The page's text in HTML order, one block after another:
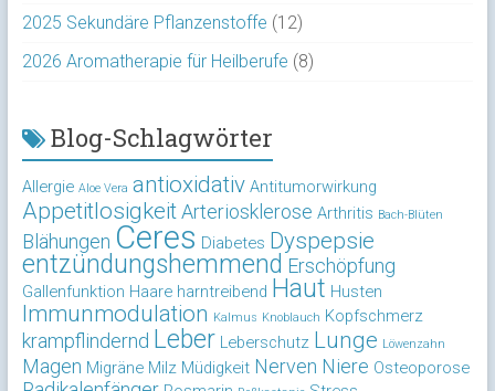
2025 Sekundäre Pflanzenstoffe (12)
2026 Aromatherapie für Heilberufe (8)
Blog-Schlagwörter
Allergie Aloe Vera antioxidativ Antitumorwirkung
Appetitlosigkeit Arteriosklerose Arthritis Bach-Blüten
Blähungen Ceres Diabetes Dyspepsie
entzündungshemmend Erschöpfung
Gallenfunktion Haare harntreibend Haut Husten
Immunmodulation Kalmus Knoblauch Kopfschmerz
krampflindernd Leber Leberschutz Lunge Löwenzahn
Magen Migräne Milz Müdigkeit Nerven Niere Osteoporose